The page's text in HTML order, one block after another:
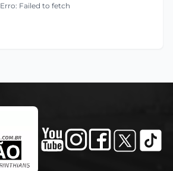
Erro: Failed to fetch